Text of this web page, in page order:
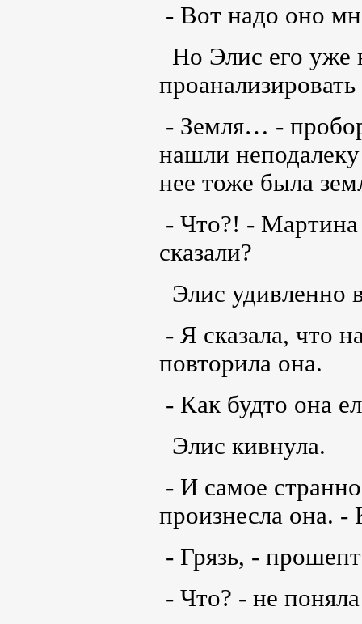
- Вот надо оно
Но Элис его уже
- Земля… -
нашли
нее тоже была
- Что?! -
сказали?
Элис удивленно
- Я сказала, что
повторила она.
- Как будто она
Элис кивнула.
- И самое
произнесла она.
- Грязь, -
- Что? - не